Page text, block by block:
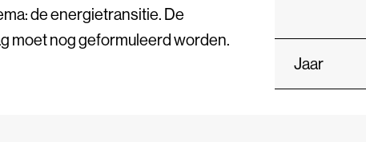
de energietransitie. De
moet nog geformuleerd worden.
Jaar